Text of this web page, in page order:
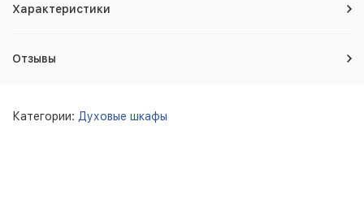
Характеристики
Отзывы
Категории: Духовые шкафы